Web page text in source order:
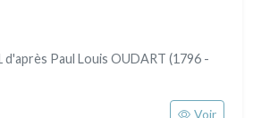
d'après Paul Louis OUDART (1796 -
Voir